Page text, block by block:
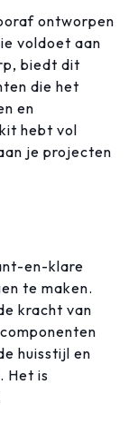
ontworpen
voldoet aan
biedt dit
die het
en
hebt vol
je projecten
en-klare
te maken.
kracht van
huisstijl en
Het is